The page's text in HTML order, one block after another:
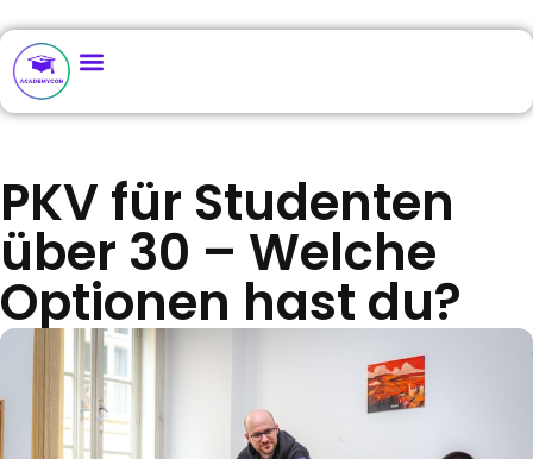
PKV für Studenten
über 30 – Welche
Optionen hast du?